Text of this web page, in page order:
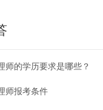
师的学历要求是哪些？
师报考条件